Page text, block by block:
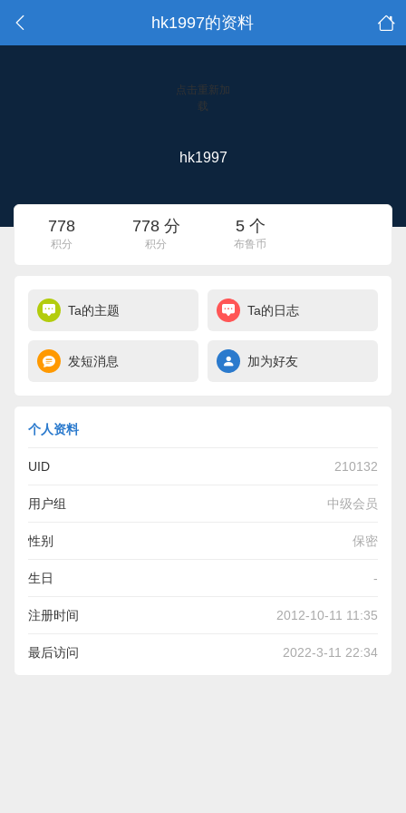
hk1997的资料
点击重新加
载
hk1997
778
积分
778 分
积分
5 个
布鲁币
Ta的主题 Ta的日志
发短消息 加为好友
个人资料
UID 210132
用户组 中级会员
性别 保密
生日 -
注册时间 2012-10-11 11:35
最后访问 2022-3-11 22:34